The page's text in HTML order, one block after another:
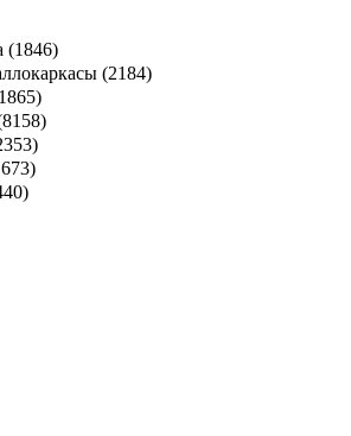
(1846)
(2184)
1865)
8158)
)
)
)